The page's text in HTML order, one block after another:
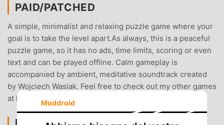
PAID/PATCHED
A simple, minimalist and relaxing puzzle game where your
goal is to take the level apart.As always, this is a peaceful
puzzle game, so it has no ads, time limits, scoring or even
text and can be played offline. Calm gameplay is
accompanied by ambient, meditative soundtrack created
by Wojciech Wasiak. Feel free to check out my other games
at https://www.rainbowtrain.eu/
NABOKI INTRODUZIONE
Moddroid